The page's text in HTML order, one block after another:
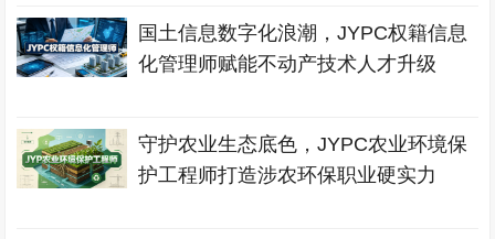
国土信息数字化浪潮，JYPC权籍信息
化管理师赋能不动产技术人才升级
守护农业生态底色，JYPC农业环境保
护工程师打造涉农环保职业硬实力